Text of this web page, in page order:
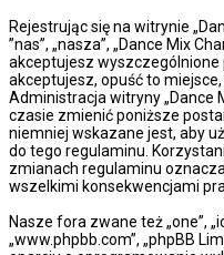
Rejestrując się na witrynie
”nas”, „nasza”, „Dance Mix
akceptujesz wyszczególnione
akceptujesz, opuść to miejsce,
Administracja witryny „Dance
czasie zmienić poniższe
niemniej wskazane jest, aby
do tego regulaminu.
zmianach regulaminu
wszelkimi konsekwencjami
Nasze fora zwane też „one”,
„www.phpbb.com”, „phpBB